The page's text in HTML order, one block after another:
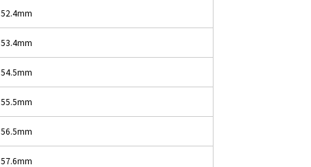
52.4mm
53.4mm
54.5mm
55.5mm
56.5mm
57.6mm